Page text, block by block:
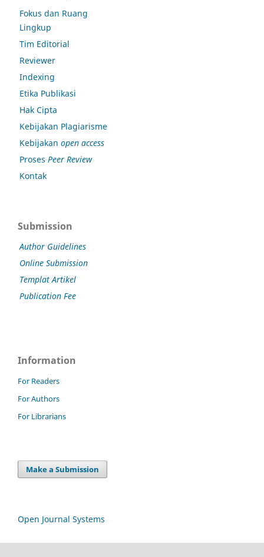
Fokus dan Ruang
Lingkup
Tim Editorial
Reviewer
Indexing
Etika Publikasi
Hak Cipta
Kebijakan Plagiarisme
Kebijakan open access
Proses Peer Review
Kontak
Submission
Author Guidelines
Online Submission
Templat Artikel
Publication Fee
Information
For Readers
For Authors
For Librarians
Make a Submission
Open Journal Systems